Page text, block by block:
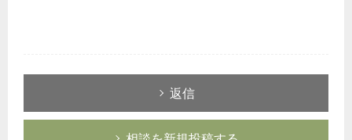
返信